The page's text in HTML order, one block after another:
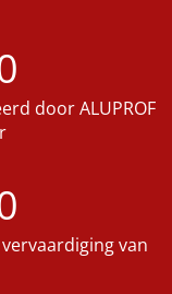
door ALUPROF
van